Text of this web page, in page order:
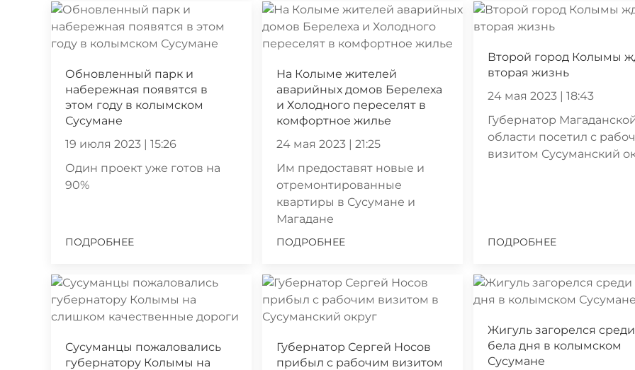
Обновленный парк и
набережная появятся в
этом году в колымском
Сусумане
19 июля 2023 | 15:26
Один проект уже готов на
90%
ПОДРОБНЕЕ
На Колыме жителей
аварийных домов Берелеха
и Холодного переселят в
комфортное жилье
24 мая 2023 | 21:25
Им предоставят новые и
отремонтированные
квартиры в Сусумане и
Магадане
ПОДРОБНЕЕ
Второй город Колымы
вторая жизнь
24 мая 2023 | 18:43
Губернатор
области посетил с
визитом Сусуманский
ПОДРОБНЕЕ
Сусуманцы пожаловались
губернатору Колымы на
Губернатор Сергей Носов
прибыл с рабочим визитом
Жигуль загорелся среди
бела дня в колымском
Сусумане